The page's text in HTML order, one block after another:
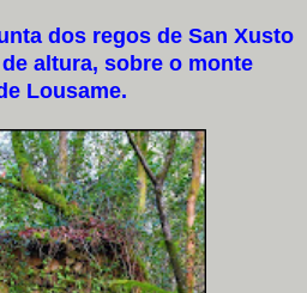
dos regos de San Xusto
altura, sobre o monte
Lousame.